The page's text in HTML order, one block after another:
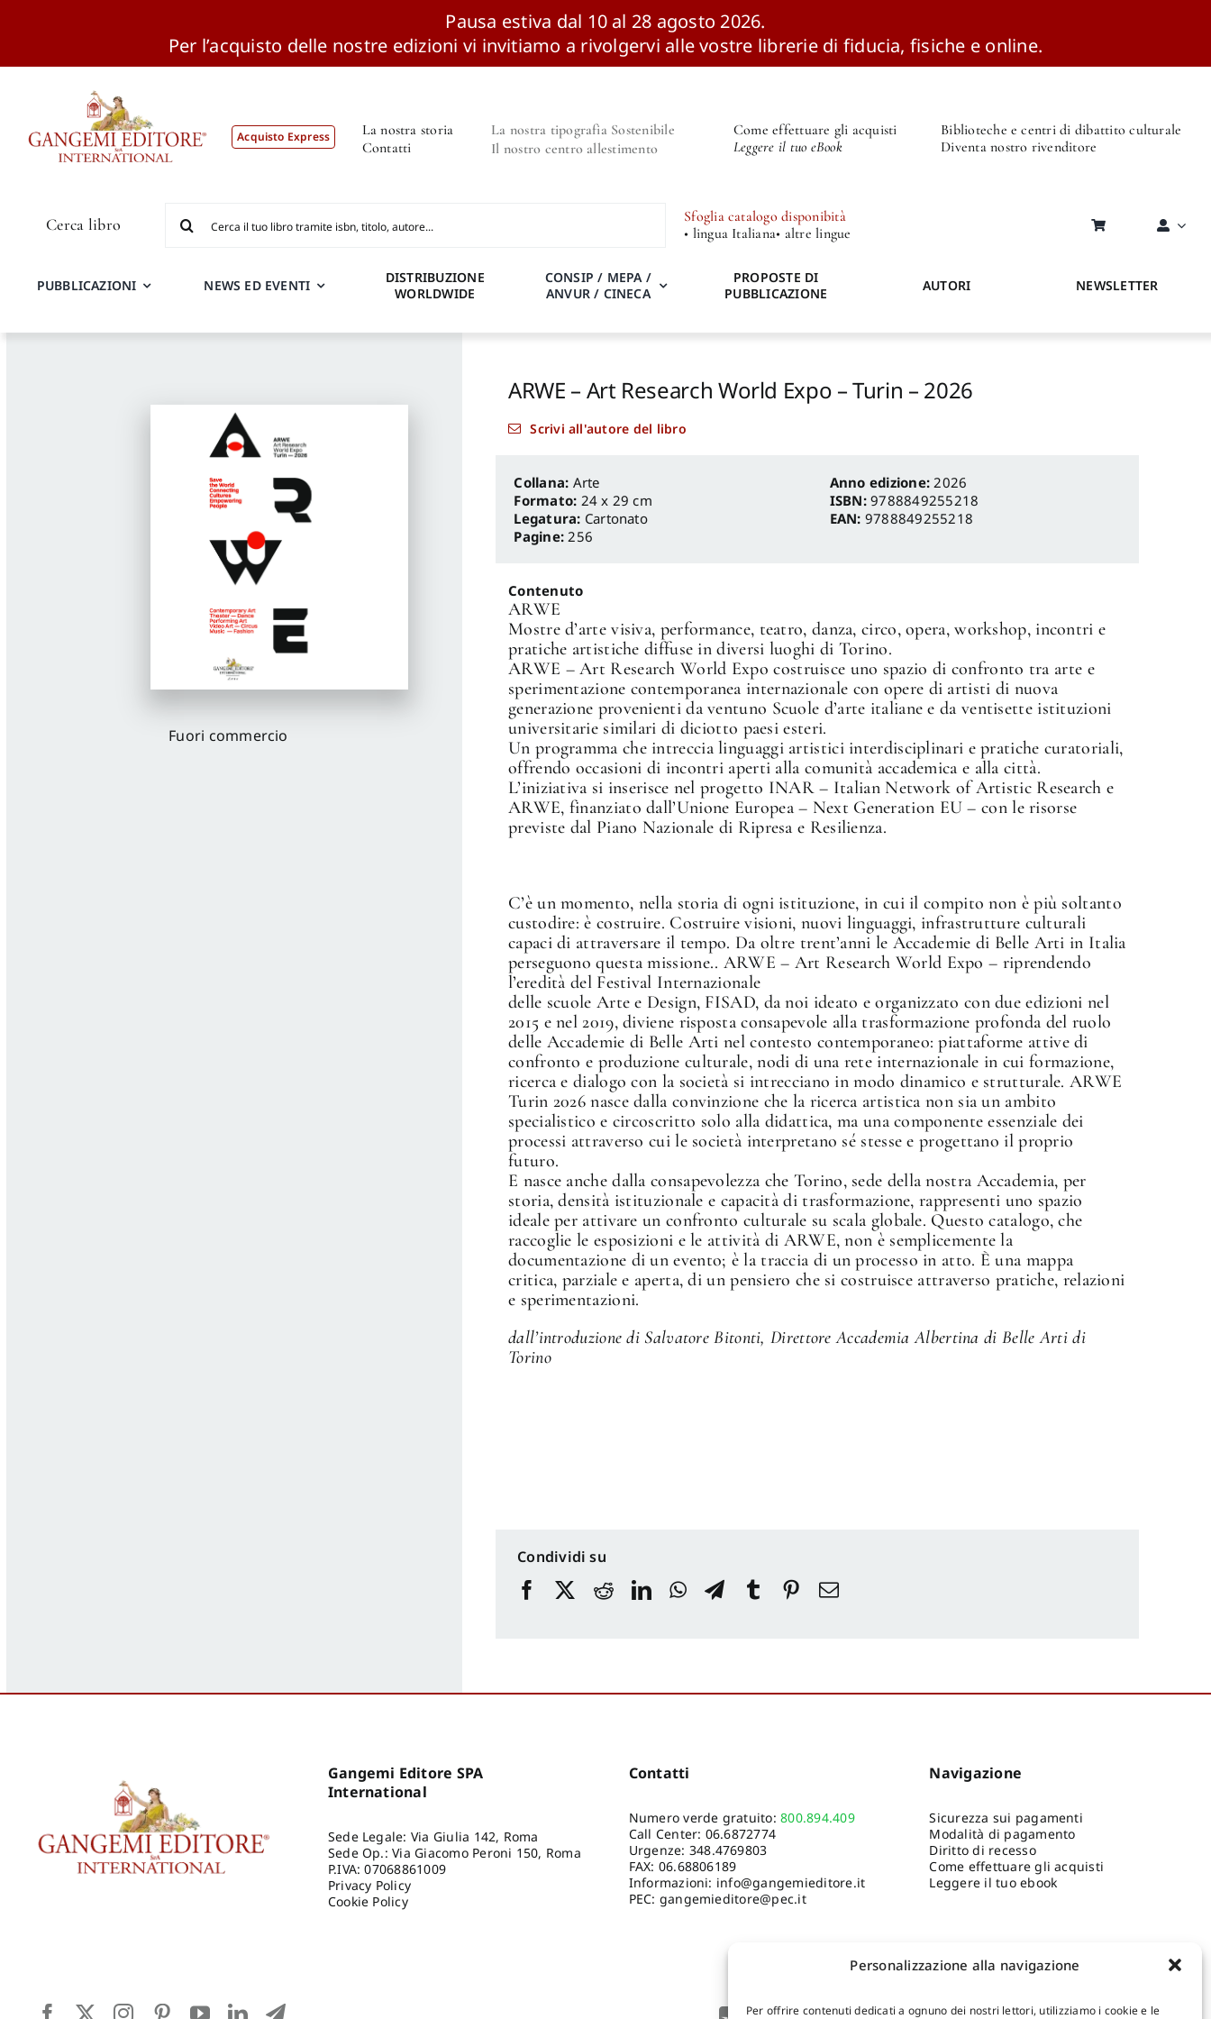
Personalizzazione alla navigazione
Per offrire contenuti dedicati a ognuno dei nostri lettori, utilizziamo i cookie e le
Pausa estiva dal 10 al 28 agosto 2026.
Per l’acquisto delle nostre edizioni vi invitiamo a rivolgervi alle vostre librerie di fiducia, fisiche e online.
Acquisto Express
La nostra storia
Contatti
La nostra tipografia Sostenibile
Il nostro centro allestimento
Come effettuare gli acquisti
Leggere il tuo eBook
Biblioteche e centri di dibattito culturale
Diventa nostro rivenditore
Cerca libro
per:
Sfoglia catalogo disponibità
• lingua Italiana• altre lingue
PUBBLICAZIONI NEWS ED EVENTI
DISTRIBUZIONE
WORLDWIDE
CONSIP / MEPA /
ANVUR / CINECA
PROPOSTE DI
PUBBLICAZIONE
AUTORI NEWSLETTER
Fuori commercio
ARWE – Art Research World Expo – Turin – 2026
Scrivi all'autore del libro
Arte
Formato: 24 x 29 cm
Legatura: Cartonato
Pagine: 256
Anno edizione: 2026
ISBN:9788849255218
EAN: 9788849255218
Contenuto
ARWE
Mostre d’arte visiva, performance, teatro, danza, circo, opera, workshop, incontri e
pratiche artistiche diffuse in diversi luoghi di Torino.
ARWE – Art Research World Expo costruisce uno spazio di confronto tra arte e
sperimentazione contemporanea internazionale con opere di artisti di nuova
generazione provenienti da ventuno Scuole d’arte italiane e da ventisette istituzioni
universitarie similari di diciotto paesi esteri.
Un programma che intreccia linguaggi artistici interdisciplinari e pratiche curatoriali,
offrendo occasioni di incontri aperti alla comunità accademica e alla città.
L’iniziativa si inserisce nel progetto INAR – Italian Network of Artistic Research e
ARWE, finanziato dall’Unione Europea – Next Generation EU – con le risorse
previste dal Piano Nazionale di Ripresa e Resilienza.
C’è un momento, nella storia di ogni istituzione, in cui il compito non è più soltanto
custodire: è costruire. Costruire visioni, nuovi linguaggi, infrastrutture culturali
capaci di attraversare il tempo. Da oltre trent’anni le Accademie di Belle Arti in Italia
perseguono questa missione.. ARWE – Art Research World Expo – riprendendo
l’eredità del Festival Internazionale
delle scuole Arte e Design, FISAD, da noi ideato e organizzato con due edizioni nel
2015 e nel 2019, diviene risposta consapevole alla trasformazione profonda del ruolo
delle Accademie di Belle Arti nel contesto contemporaneo: piattaforme attive di
confronto e produzione culturale, nodi di una rete internazionale in cui formazione,
ricerca e dialogo con la società si intrecciano in modo dinamico e strutturale. ARWE
Turin 2026 nasce dalla convinzione che la ricerca artistica non sia un ambito
specialistico e circoscritto solo alla didattica, ma una componente essenziale dei
processi attraverso cui le società interpretano sé stesse e progettano il proprio
futuro.
E nasce anche dalla consapevolezza che Torino, sede della nostra Accademia, per
storia, densità istituzionale e capacità di trasformazione, rappresenti uno spazio
ideale per attivare un confronto culturale su scala globale. Questo catalogo, che
raccoglie le esposizioni e le attività di ARWE, non è semplicemente la
documentazione di un evento; è la traccia di un processo in atto. È una mappa
critica, parziale e aperta, di un pensiero che si costruisce attraverso pratiche, relazioni
e sperimentazioni.
dall’introduzione di Salvatore Bitonti, Direttore Accademia Albertina di Belle Arti di
Torino
Condividi su
Gangemi Editore SPA
International
Sede Legale: Via Giulia 142, Roma
Sede Op.: Via Giacomo Peroni 150, Roma
P.IVA: 07068861009
Privacy Policy
Cookie Policy
Contatti
Numero verde gratuito:800.894.409
Call Center: 06.6872774
Urgenze: 348.4769803
FAX: 06.68806189
Informazioni: info@gangemieditore.it
PEC: gangemieditore@pec.it
Navigazione
Sicurezza sui pagamenti
Modalità di pagamento
Diritto di recesso
Come effettuare gli acquisti
Leggere il tuo ebook